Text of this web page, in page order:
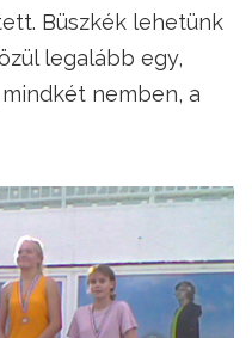
Büszkék lehetünk
legalább egy,
nemben, a